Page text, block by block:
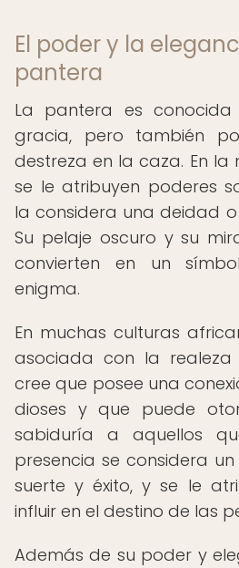
El poder y la
pantera
La pantera es
gracia, pero también
destreza en la caza. En
se le atribuyen poderes
la considera una deidad
Su pelaje oscuro y su
convierten en un
enigma.
En muchas culturas
asociada con la realeza
cree que posee una
dioses y que puede
sabiduría a aquellos
presencia se considera
suerte y éxito, y se le
influir en el destino de las
Además de su poder y